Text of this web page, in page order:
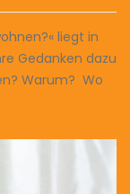
liegt in
Gedanken dazu
Warum? Wo